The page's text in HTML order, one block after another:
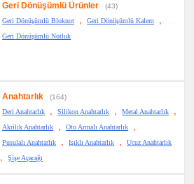
Geri Dönüşümlü Ürünler
(43)
Geri Dönüşümlü Bloknot
, Geri Dönüşümlü Kalem ,
Geri Dönüşümlü Notluk
Anahtarlık
(164)
Deri Anahtarlık
, Silikon Anahtarlık , Metal Anahtarlık ,
Akrilik Anahtarlık , Oto Armalı Anahtarlık ,
Pusulalı Anahtarlık , Işıklı Anahtarlık , Ucuz Anahtarlık
, Şişe Açacağı